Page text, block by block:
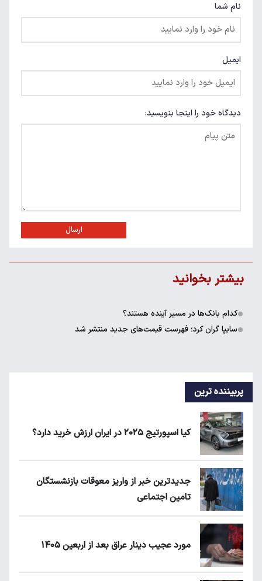
نام شما
ایمیل
دیدگاه خود را اینجا بنویسید:
ارسال
بیشتر بخوانید
کدام بانک‌ها در مسیر آینده هستند؟
سایپا گران کرد؛ فهرست قیمت‌های جدید منتشر شد
پربیننده ترین
کیا اسپورتیج ۲۰۲۵ در ایران ارزش خرید دارد؟
جدیدترین خبر از واریز معوقات بازنشستگان
تامین اجتماعی
مورد عجیب دینار عراق بعد از اربعین ۱۴۰۵